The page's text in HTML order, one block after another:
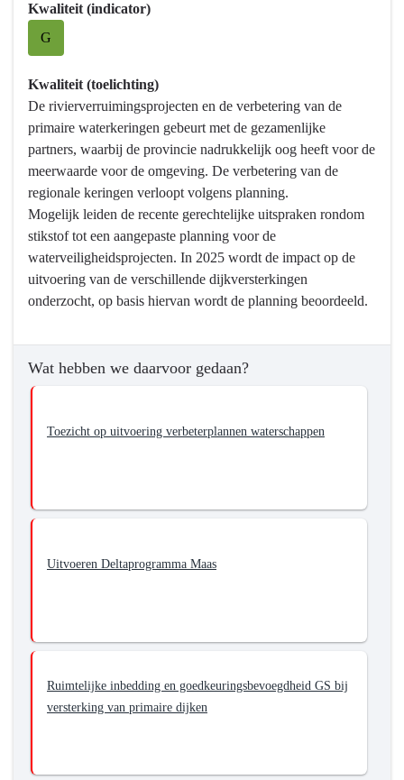
Veilig
Kwaliteit (indicator)
G
Kwaliteit (toelichting)
De rivierverruimingsprojecten en de verbetering van de
primaire waterkeringen gebeurt met de gezamenlijke
partners, waarbij de provincie nadrukkelijk oog heeft voor de
meerwaarde voor de omgeving. De verbetering van de
regionale keringen verloopt volgens planning.
Mogelijk leiden de recente gerechtelijke uitspraken rondom
stikstof tot een aangepaste planning voor de
waterveiligheidsprojecten. In 2025 wordt de impact op de
uitvoering van de verschillende dijkversterkingen
onderzocht, op basis hiervan wordt de planning beoordeeld.
Wat hebben we daarvoor gedaan?
Toezicht op uitvoering verbeterplannen waterschappen
Uitvoeren Deltaprogramma Maas
Ruimtelijke inbedding en goedkeuringsbevoegdheid GS bij
versterking van primaire dijken